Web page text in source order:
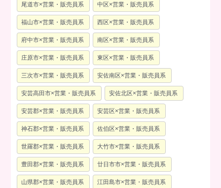
尾道市×営業・販売員系 中区×営業・販売員系
福山市×営業・販売員系 西区×営業・販売員系
府中市×営業・販売員系 南区×営業・販売員系
庄原市×営業・販売員系 東区×営業・販売員系
三次市×営業・販売員系 安佐南区×営業・販売員系
安芸高田市×営業・販売員系 安佐北区×営業・販売員系
安芸郡×営業・販売員系 安芸区×営業・販売員系
神石郡×営業・販売員系 佐伯区×営業・販売員系
世羅郡×営業・販売員系 大竹市×営業・販売員系
豊田郡×営業・販売員系 廿日市市×営業・販売員系
山県郡×営業・販売員系 江田島市×営業・販売員系